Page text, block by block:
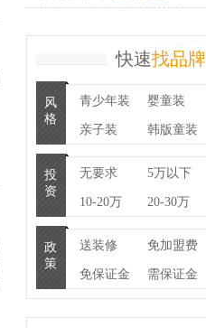
快速找品牌
风
格
青少年装 婴童装
亲子装 韩版童装
潮牌 童鞋
投
资
无要求 5万以下
10-20万 20-30万
政
策
送装修 免加盟费
免保证金 需保证金
联营 100%换货